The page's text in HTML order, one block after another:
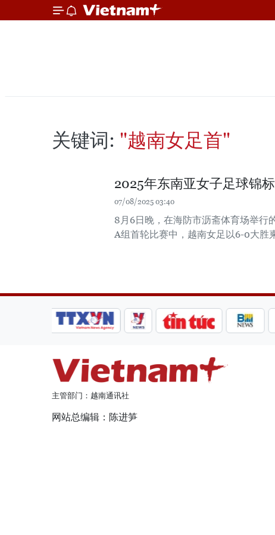
关键词: "越南女足首"
2025年东南亚女子足球锦
07/08/2025 03:40
8月6日晚，在海防市沥斋体育场举行
A组首轮比赛中，越南女足以6-0大胜
主管部门：越南通讯社
网站总编辑：陈进笋